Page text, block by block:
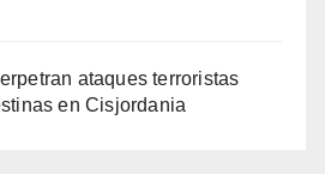
ataques terroristas
en Cisjordania